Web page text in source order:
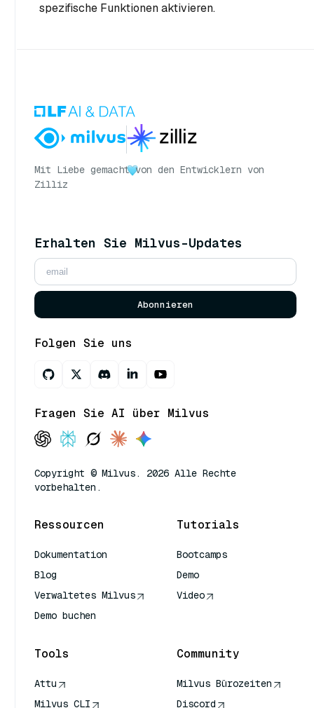
spezifische Funktionen aktivieren.
Mit Liebe gemacht von den Entwicklern von
Zilliz
Erhalten Sie Milvus-Updates
Abonnieren
Folgen Sie uns
Fragen Sie AI über Milvus
Copyright © Milvus. 2026 Alle Rechte
vorbehalten.
Ressourcen
Dokumentation
Blog
Verwaltetes Milvus
Demo buchen
Tutorials
Bootcamps
Demo
Video
Tools
Attu
Milvus CLI
Community
Milvus Bürozeiten
Discord